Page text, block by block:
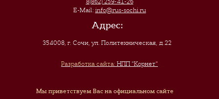
E-Mail: info@rus-sochi.ru
Адрес:
354008, г. Сочи,ул. Политехническая, д.22
Разработка сайта: НПП "Корнет"
Мы приветствуем Вас на официальном сайте